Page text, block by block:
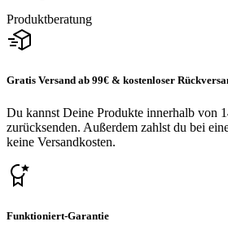
Produktberatung
Gratis Versand ab 99€ & kostenloser
Du kannst Deine Produkte innerhalb von
zurücksenden. Außerdem zahlst du bei
keine Versandkosten.
Funktioniert-Garantie